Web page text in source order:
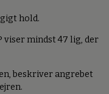
hold.
viser mindst 47 lig, der
beskriver angrebet